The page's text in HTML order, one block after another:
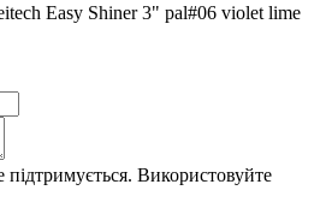
Easy Shiner 3" pal#06 violet lime
підтримується. Використовуйте